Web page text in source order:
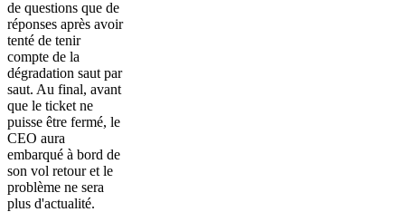
de questions que de
réponses après avoir
tenté de tenir
compte de la
dégradation saut par
saut. Au final, avant
que le ticket ne
puisse être fermé, le
CEO aura
embarqué à bord de
son vol retour et le
problème ne sera
plus d'actualité.